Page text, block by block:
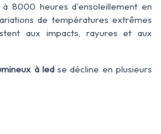
8000 heures d'ensoleillement en
de températures extrêmes
aux impacts, rayures et aux
à ledse décline en plusieurs